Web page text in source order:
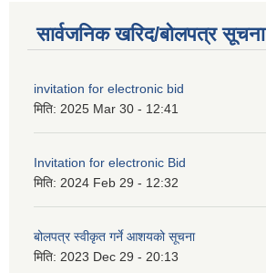
सार्वजनिक खरिद/बोलपत्र सूचना
invitation for electronic bid
मिति: 2025 Mar 30 - 12:41
Invitation for electronic Bid
मिति: 2024 Feb 29 - 12:32
बोलपत्र स्वीकृत गर्ने आशयको सूचना
मिति: 2023 Dec 29 - 20:13